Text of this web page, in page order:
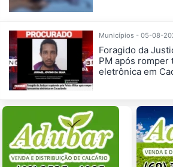
Municípios - 05-08-
Foragido da
PM após
eletrônica em